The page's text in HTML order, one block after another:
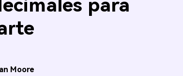
para
Moore